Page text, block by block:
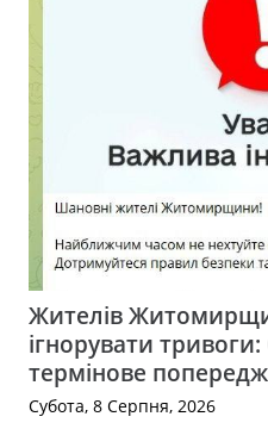
Жителів
ігнорувати
термінове
Субота, 8 Серпня, 2026